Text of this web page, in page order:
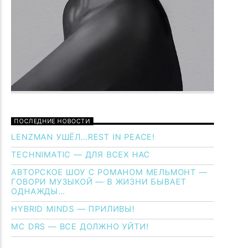
ПОСЛЕДНИЕ НОВОСТИ
LENZMAN УШЁЛ…REST IN PEACE!
TECHNIMATIC — ДЛЯ ВСЕХ НАС
АВТОРСКОЕ ШОУ С РОМАНОМ МЕЛЬМОНТ —
ГОВОРИ МУЗЫКОЙ — В ЖИЗНИ БЫВАЕТ
ОДНАЖДЫ…
HYBRID MINDS — ПРИЛИВЫ!
MC DRS — ВСЕ ДОЛЖНО УЙТИ!